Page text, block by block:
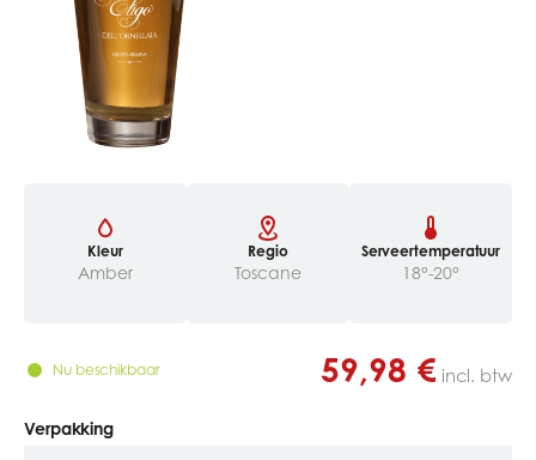
Kleur
Amber
Regio
Toscane
Serveertemperatuur
18°-20°
Nu beschikbaar 59,98 € incl. btw
Verpakking